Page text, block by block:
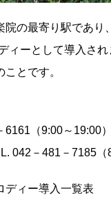
の最寄り駅であ
ィーとして導入さ
とです。
（9:00～19:00）
042－481－7185（
ディー導入一覧表